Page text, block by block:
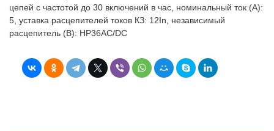
цепей с частотой до 30 включений в час, номинальный ток (А):
5, уставка расцепителей токов КЗ: 12In, независимый
расцепитель (В): НР36AC/DC